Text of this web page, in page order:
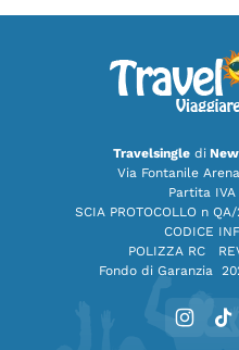
Travelsingle di
Via Fontanile
Partita IVA
SCIA PROTOCOLLO n
CODICE
POLIZZA RC
Fondo di Garanzia